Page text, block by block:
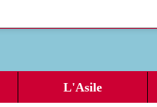
L'Asile